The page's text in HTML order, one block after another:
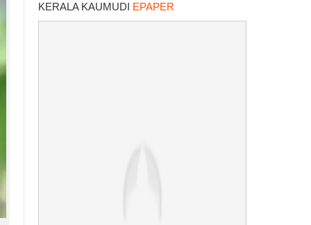
KERALA KAUMUDI EPAPER